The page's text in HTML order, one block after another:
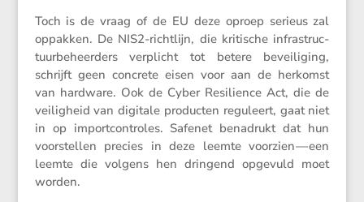
Toch is de vraag of de EU deze oproep serieus zal
oppakken. De NIS2-richt­lijn, die kriti­sche infra­struc­
tuur­be­heer­ders verplicht tot betere bevei­li­ging,
schrijft geen concrete eisen voor aan de herkomst
van hardware. Ook de Cyber Resilience Act, die de
veilig­heid van digitale producten reguleert, gaat niet
in op import­con­troles. Safenet benadrukt dat hun
voorstellen precies in deze leemte voorzien — een
leemte die volgens hen dringend opgevuld moet
worden.